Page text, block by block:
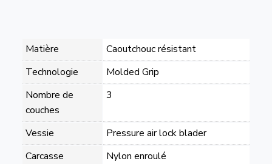
Matière
Caoutchouc résistant
Technologie
Molded Grip
Nombre de
couches
3
Vessie
Pressure air lock blader
Carcasse
Nylon enroulé